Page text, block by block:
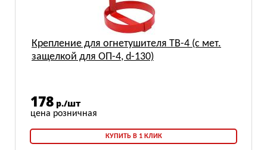
Крепление для огнетушителя ТВ-4 (с мет.
защелкой для ОП-4, d-130)
178 р./шт
КУПИТЬ В 1 КЛИК